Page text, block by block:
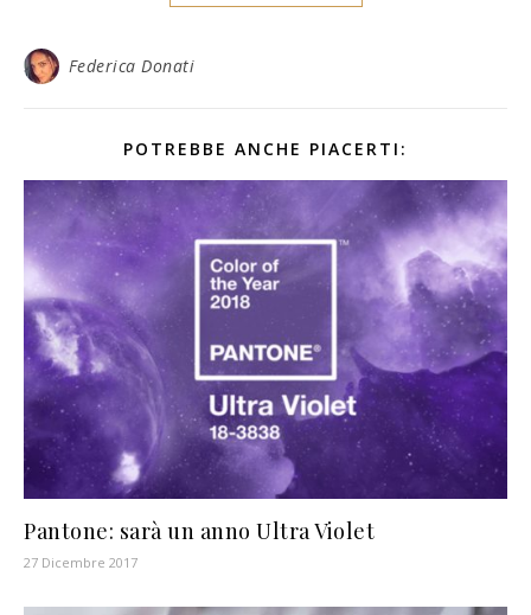
Federica Donati
POTREBBE ANCHE PIACERTI:
Pantone: sarà un anno Ultra Violet
27 Dicembre 2017